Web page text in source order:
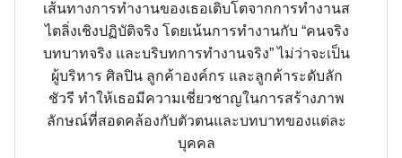
เส้นทางการทำงานของเธอเติบโตจากการทำงานส
ไตลิ่งเชิงปฏิบัติจริง โดยเน้นการทำงานกับ “คนจริง
บทบาทจริง และบริบทการทำงานจริง” ไม่ว่าจะเป็น
ผู้บริหาร ศิลปิน ลูกค้าองค์กร และลูกค้าระดับลัก
ชัวรี ทำให้เธอมีความเชี่ยวชาญในการสร้างภาพ
ลักษณ์ที่สอดคล้องกับตัวตนและบทบาทของแต่ละ
บุคคล